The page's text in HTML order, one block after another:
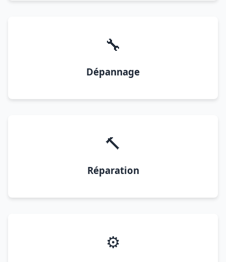
🔧
Dépannage
🔨
Réparation
⚙️